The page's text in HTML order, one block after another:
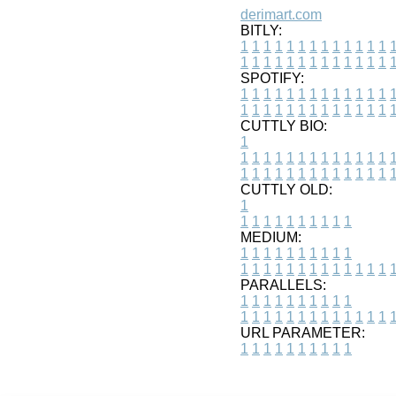
derimart.com
BITLY:
1 1 1 1 1 1 1 1 1 1 1 1 1 1
1 1 1 1 1 1 1 1 1 1 1 1 1 1
SPOTIFY:
1 1 1 1 1 1 1 1 1 1 1 1 1 1
1 1 1 1 1 1 1 1 1 1 1 1 1 1
CUTTLY BIO:
1
1 1 1 1 1 1 1 1 1 1 1 1 1 1
1 1 1 1 1 1 1 1 1 1 1 1 1 1
CUTTLY OLD:
1
1 1 1 1 1 1 1 1 1 1
MEDIUM:
1 1 1 1 1 1 1 1 1 1
1 1 1 1 1 1 1 1 1 1 1 1 1 1
PARALLELS:
1 1 1 1 1 1 1 1 1 1
1 1 1 1 1 1 1 1 1 1 1 1 1 1
URL PARAMETER:
1 1 1 1 1 1 1 1 1 1